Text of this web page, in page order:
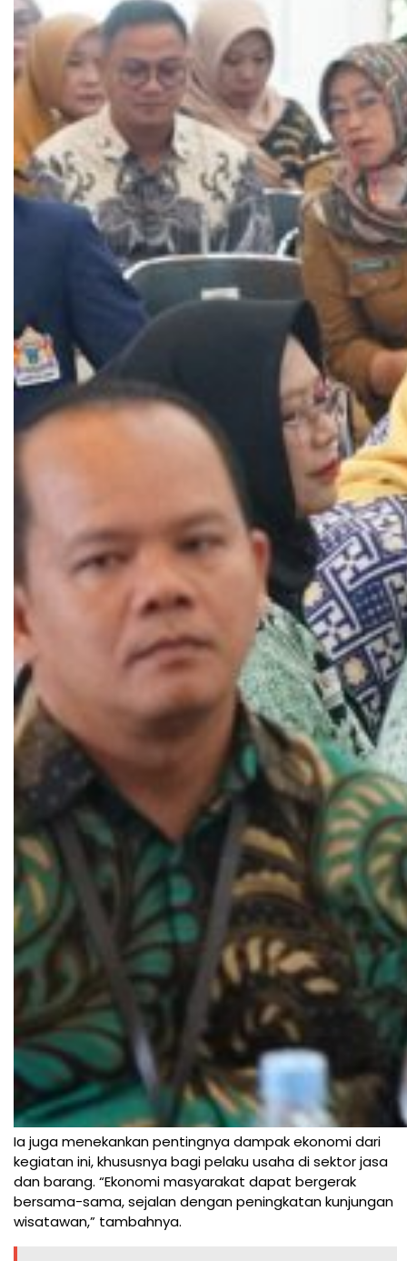
Ia juga menekankan pentingnya dampak ekonomi dari
kegiatan ini, khususnya bagi pelaku usaha di sektor jasa
dan barang. “Ekonomi masyarakat dapat bergerak
bersama-sama, sejalan dengan peningkatan kunjungan
wisatawan,” tambahnya.